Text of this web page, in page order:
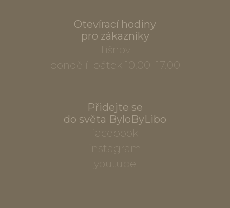
Otevírací hodiny
pro zákazníky
Tišnov
pondělí–pátek 10.00–17.00
Přidejte se
do světa ByloByLibo
facebook
instagram
youtube